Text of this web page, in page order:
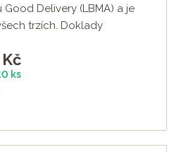
Delivery (LBMA) a je
trzích. Doklady
Kč
ks